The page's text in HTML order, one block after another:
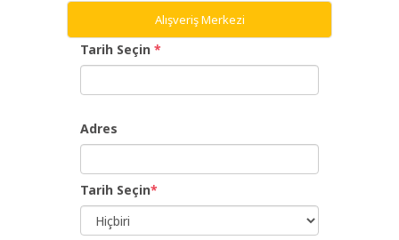
Alışveriş Merkezi
Tarih Seçin *
Adres
Tarih Seçin*